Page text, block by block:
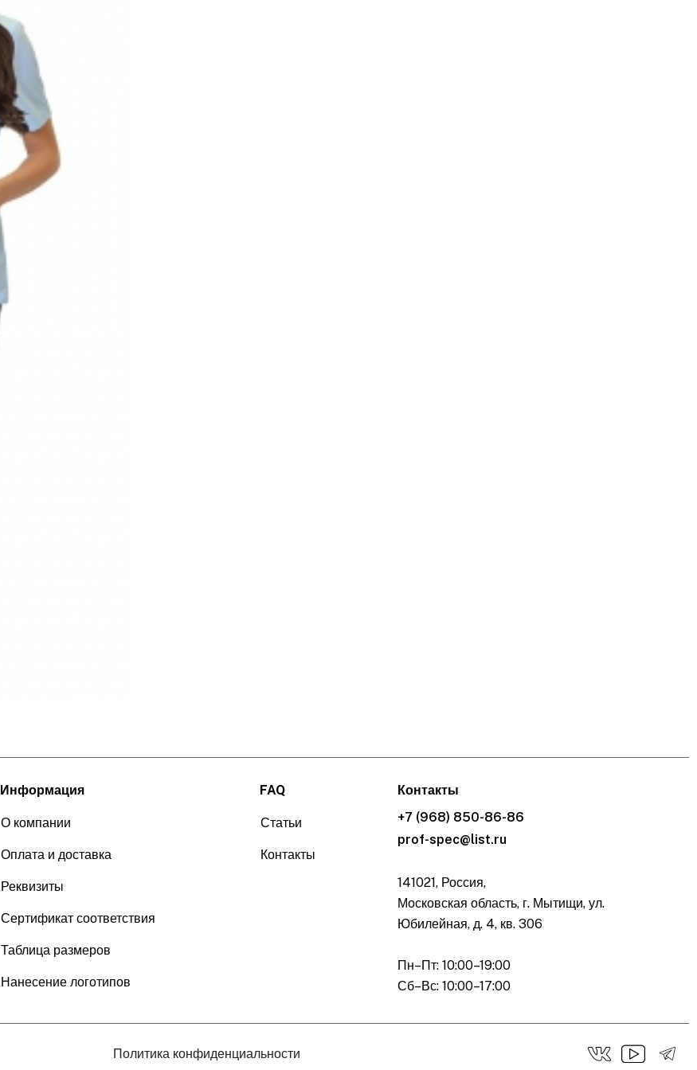
Информация
О компании
Оплата и доставка
Реквизиты
Сертификат соответствия
Таблица размеров
Нанесение логотипов
FAQ
Статьи
Контакты
Контакты
+7 (968) 850-86-86
prof-spec@list.ru
141021, Россия,
Московская область, г. Мытищи, ул.
Юбилейная, д. 4, кв. 306
Пн–Пт: 10:00–19:00
Сб–Вс: 10:00–17:00
Политика конфиденциальности